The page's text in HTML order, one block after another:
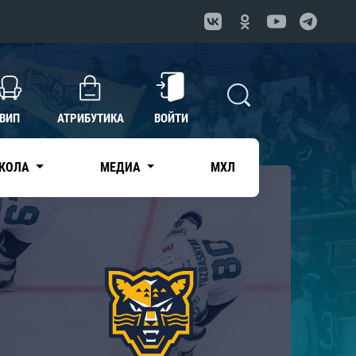
ВИП АТРИБУТИКА ВОЙТИ
МЕДИА МХЛ